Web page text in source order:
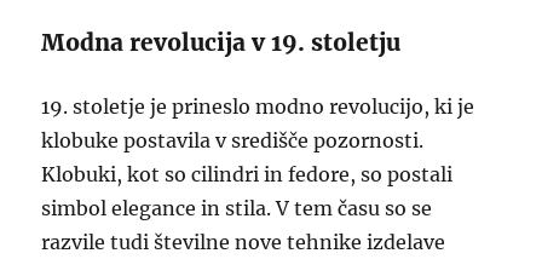
Modna revolucija v 19. stoletju
19. stoletje je prineslo modno revolucijo, ki je
klobuke postavila v središče pozornosti.
Klobuki, kot so cilindri in fedore, so postali
simbol elegance in stila. V tem času so se
razvile tudi številne nove tehnike izdelave